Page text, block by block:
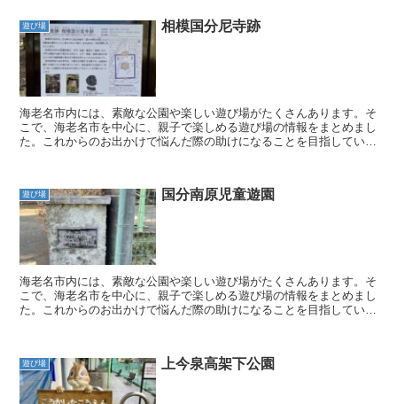
遊び場 相模国分尼寺跡
海老名市内には、素敵な公園や楽しい遊び場がたくさんあります。そ
こで、海老名市を中心に、親子で楽しめる遊び場の情報をまとめまし
た。これからのお出かけで悩んだ際の助けになることを目指していま
遊び場 国分南原児童遊園
海老名市内には、素敵な公園や楽しい遊び場がたくさんあります。そ
こで、海老名市を中心に、親子で楽しめる遊び場の情報をまとめまし
た。これからのお出かけで悩んだ際の助けになることを目指していま
遊び場 上今泉高架下公園